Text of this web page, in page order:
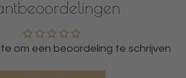
om een beoordeling te schrijven